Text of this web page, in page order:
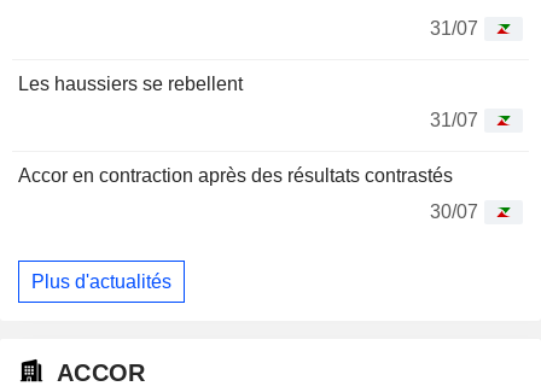
31/07
Les haussiers se rebellent
31/07
Accor en contraction après des résultats contrastés
30/07
Plus d'actualités
ACCOR